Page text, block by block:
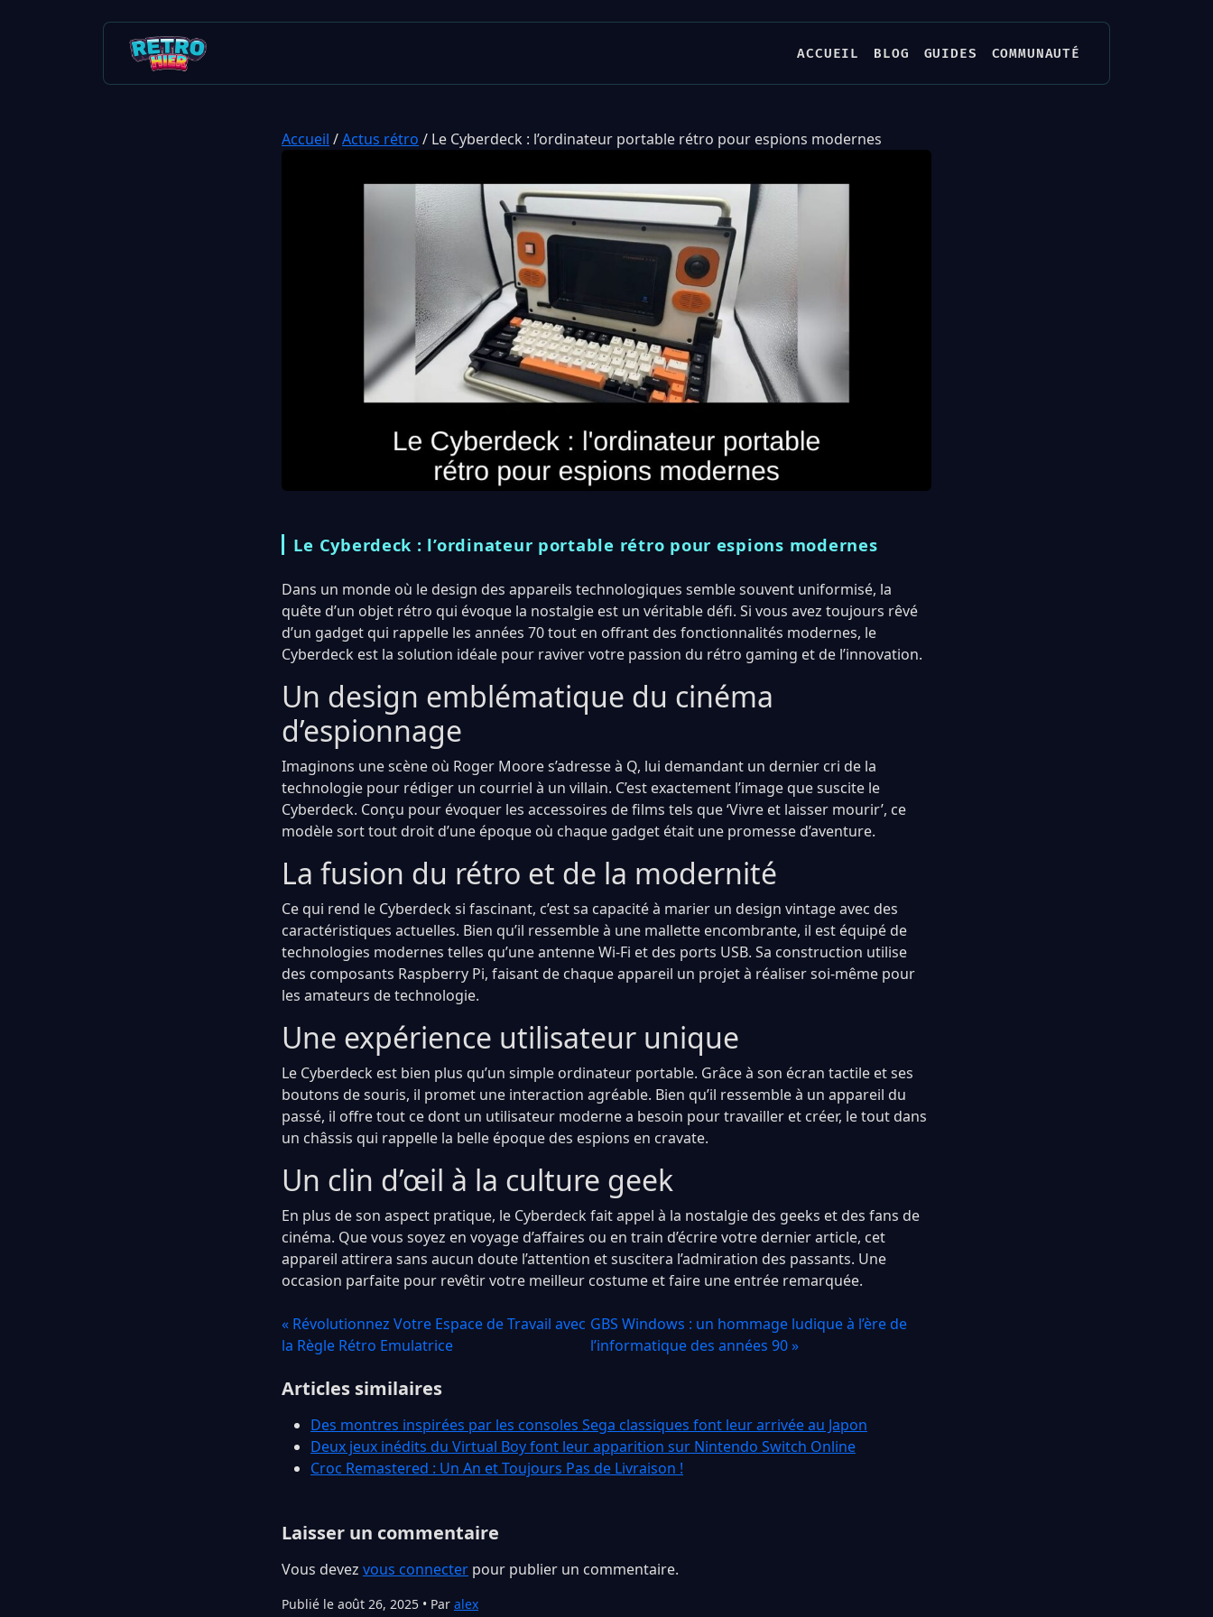
ACCUEIL BLOG GUIDES COMMUNAUTÉ
Accueil /Actus rétro / Le Cyberdeck : l’ordinateur portable rétro pour espions modernes
Le Cyberdeck : l’ordinateur portable rétro pour espions modernes
Dans un monde où le design des appareils technologiques semble souvent uniformisé, la
quête d’un objet rétro qui évoque la nostalgie est un véritable défi. Si vous avez toujours rêvé
d’un gadget qui rappelle les années 70 tout en offrant des fonctionnalités modernes, le
Cyberdeck est la solution idéale pour raviver votre passion du rétro gaming et de l’innovation.
Un design emblématique du cinéma
d’espionnage
Imaginons une scène où Roger Moore s’adresse à Q, lui demandant un dernier cri de la
technologie pour rédiger un courriel à un villain. C’est exactement l’image que suscite le
Cyberdeck. Conçu pour évoquer les accessoires de films tels que ‘Vivre et laisser mourir’, ce
modèle sort tout droit d’une époque où chaque gadget était une promesse d’aventure.
La fusion du rétro et de la modernité
Ce qui rend le Cyberdeck si fascinant, c’est sa capacité à marier un design vintage avec des
caractéristiques actuelles. Bien qu’il ressemble à une mallette encombrante, il est équipé de
technologies modernes telles qu’une antenne Wi-Fi et des ports USB. Sa construction utilise
des composants Raspberry Pi, faisant de chaque appareil un projet à réaliser soi-même pour
les amateurs de technologie.
Une expérience utilisateur unique
Le Cyberdeck est bien plus qu’un simple ordinateur portable. Grâce à son écran tactile et ses
boutons de souris, il promet une interaction agréable. Bien qu’il ressemble à un appareil du
passé, il offre tout ce dont un utilisateur moderne a besoin pour travailler et créer, le tout dans
un châssis qui rappelle la belle époque des espions en cravate.
Un clin d’œil à la culture geek
En plus de son aspect pratique, le Cyberdeck fait appel à la nostalgie des geeks et des fans de
cinéma. Que vous soyez en voyage d’affaires ou en train d’écrire votre dernier article, cet
appareil attirera sans aucun doute l’attention et suscitera l’admiration des passants. Une
occasion parfaite pour revêtir votre meilleur costume et faire une entrée remarquée.
« Révolutionnez Votre Espace de Travail avec
la Règle Rétro Emulatrice
GBS Windows : un hommage ludique à l’ère de
l’informatique des années 90 »
Articles similaires
Des montres inspirées par les consoles Sega classiques font leur arrivée au Japon
Deux jeux inédits du Virtual Boy font leur apparition sur Nintendo Switch Online
Croc Remastered : Un An et Toujours Pas de Livraison !
Laisser un commentaire
Vous devez vous connecter pour publier un commentaire.
Publié le août 26, 2025 • Par alex